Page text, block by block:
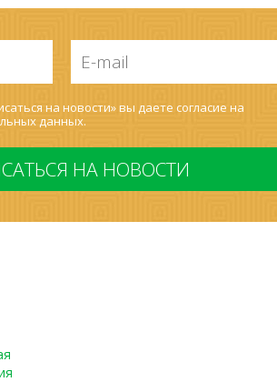
mail
*
на новости» вы даете согласие на
данных.